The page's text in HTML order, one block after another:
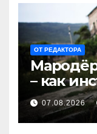
ОТ РЕДАКТОРА
– как
России
07.08.2026